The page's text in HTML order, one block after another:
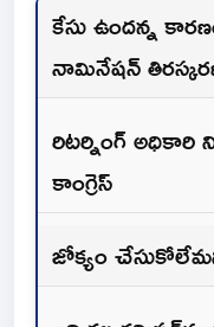
కేసు ఉందన్న
నామినేషన్‌
రిటర్నింగ్‌ అధికారి
కాంగ్రెస్‌
జోక్యం చేసుకోలేమని